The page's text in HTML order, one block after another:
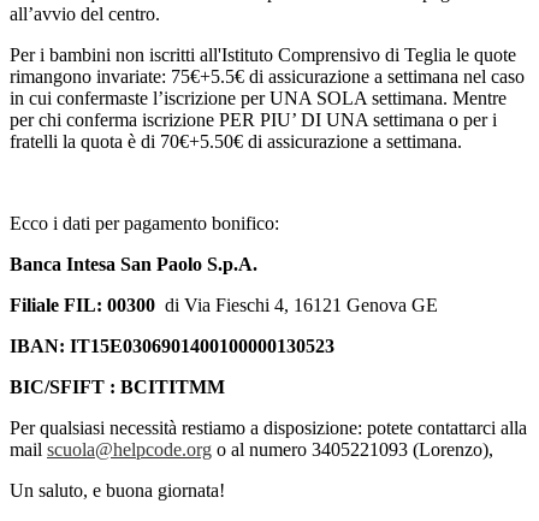
all’avvio del centro.
Per i bambini non iscritti all'Istituto Comprensivo di Teglia le quote
rimangono invariate: 75€+5.5€ di assicurazione a settimana nel caso
in cui confermaste l’iscrizione per UNA SOLA settimana. Mentre
per chi conferma iscrizione PER PIU’ DI UNA settimana o per i
fratelli la quota è di 70€+5.50€ di assicurazione a settimana.
Ecco i dati per pagamento bonifico:
Banca Intesa San Paolo S.p.A.
Filiale FIL: 00300 di Via Fieschi 4, 16121 Genova GE
IBAN: IT15E0306901400100000130523
BIC/SFIFT : BCITITMM
Per qualsiasi necessità restiamo a disposizione: potete contattarci alla
mail scuola@helpcode.org o al numero 3405221093 (Lorenzo),
Un saluto, e buona giornata!